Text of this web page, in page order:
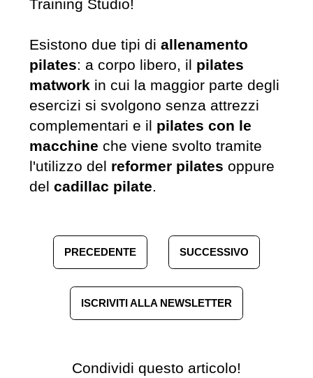
Training Studio!
Esistono due tipi di allenamento
pilates: a corpo libero, il pilates
matwork in cui la maggior parte degli
esercizi si svolgono senza attrezzi
complementari e il pilates con le
macchine che viene svolto tramite
l'utilizzo del reformer pilates oppure
del cadillac pilate.
PRECEDENTE SUCCESSIVO
ISCRIVITI ALLA NEWSLETTER
Condividi questo articolo!